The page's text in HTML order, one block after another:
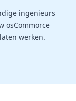
ingenieurs
osCommorce
werken.